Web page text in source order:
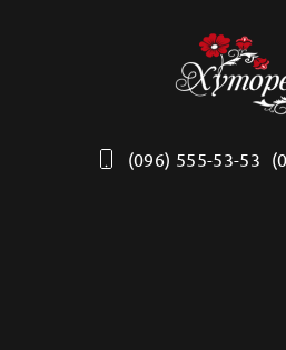
(096) 555-53-53